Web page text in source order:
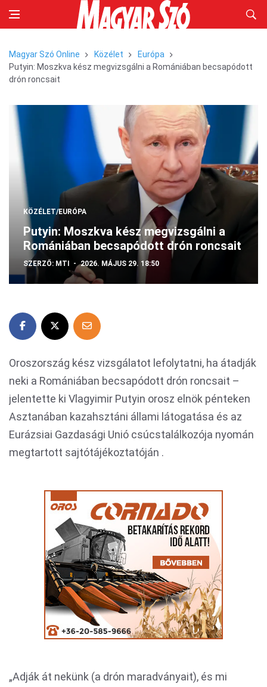
Magyar Szó Online Közélet
Európa
Putyin: Moszkva kész megvizsgálni a Romániában becsapódott
drón roncsait
KÖZÉLET/EURÓPA
Putyin: Moszkva kész megvizsgálni a
Romániában becsapódott drón roncsait
SZERZŐ: MTI 2026. MÁJUS 29. 18:50
Oroszország kész vizsgálatot lefolytatni, ha átadják
neki a Romániában becsapódott drón roncsait –
jelentette ki Vlagyimir Putyin orosz elnök pénteken
Asztanában kazahsztáni állami látogatása és az
Eurázsiai Gazdasági Unió csúcstalálkozója nyomán
megtartott sajtótájékoztatóján .
„Adják át nekünk (a drón maradványait), és mi